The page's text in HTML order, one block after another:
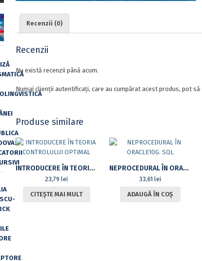
Recenzii (0)
Recenzii
Nu există recenzii până acum.
Numai clienții autentificați, care au cumpărat acest produs, pot să
Produse similare
INTRODUCERE ÎN TEORIA CONTROLULUI OPTIMAL
23,79 lei
CITEȘTE MAI MULT
NEPROCEDURAL ÎN ORACLE10G. SQL
33,61 lei
ADAUGĂ ÎN COȘ